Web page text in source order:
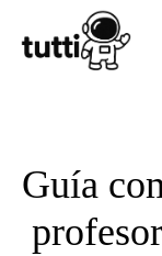
Guía